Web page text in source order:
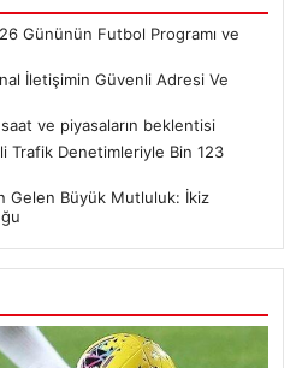
Gününün Futbol Programı ve
İletişimin Güvenli Adresi Ve
saat ve piyasaların beklentisi
Trafik Denetimleriyle Bin 123
Gelen Büyük Mutluluk: İkiz